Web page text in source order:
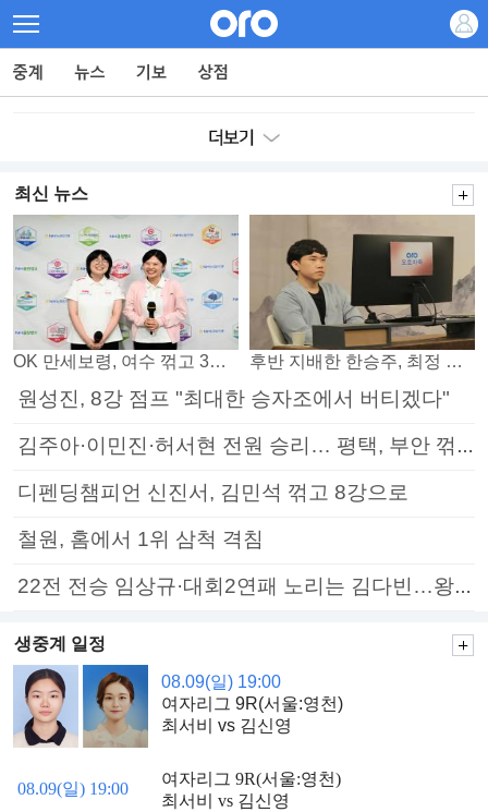
최신 뉴스
OK 만세보령, 여수 꺾고 3연패 탈출 후반 지배한 한승주, 최정 꺾고 8강 진출
원성진, 8강 점프 "최대한 승자조에서 버티겠다"
김주아·이민진·허서현 전원 승리… 평택, 부안 꺾고 5연승
디펜딩챔피언 신진서, 김민석 꺾고 8강으로
철원, 홈에서 1위 삼척 격침
22전 전승 임상규·대회2연패 노리는 김다빈…왕중왕전 16강 7일부터
생중계 일정
08.09(일) 19:00
여자리그 9R(서울:영천)
최서비 vs 김신영
08.09(일) 19:00
여자리그 9R(서울:영천)
최서비 vs 김신영